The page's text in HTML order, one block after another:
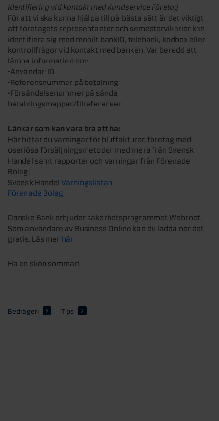
Identifiering vid kontakt med Kundservice Företag
För att vi ska kunna hjälpa till på bästa sätt är det viktigt
att företagets representanter och semestervikarier kan
identifiera sig med mobilt bankID, telebank, kodbox eller
kontrollfrågor vid kontakt med banken. Var beredd att
lämna information om:
•Användar-ID
•Referensnummer på betalning
•Försändelsenummer på sända
betalningsmappar/filreferenser
Länkar som kan vara bra att ha:
Här hittar du varningar för bluffakturor, företag med
oseriösa försäljningsmetoder med mera från Svensk
Handel samt rapporter och varningar från Förenade
Bolag:
Svensk HandelVarningslistan
Förenade Bolag
Danske Bank erbjuder säkerhetsprogrammet Webroot.
Som användare av Business Online kan du ladda ner det
gratis. Läs mer här
Ha en skön sommar!
Bedrägeri Tips